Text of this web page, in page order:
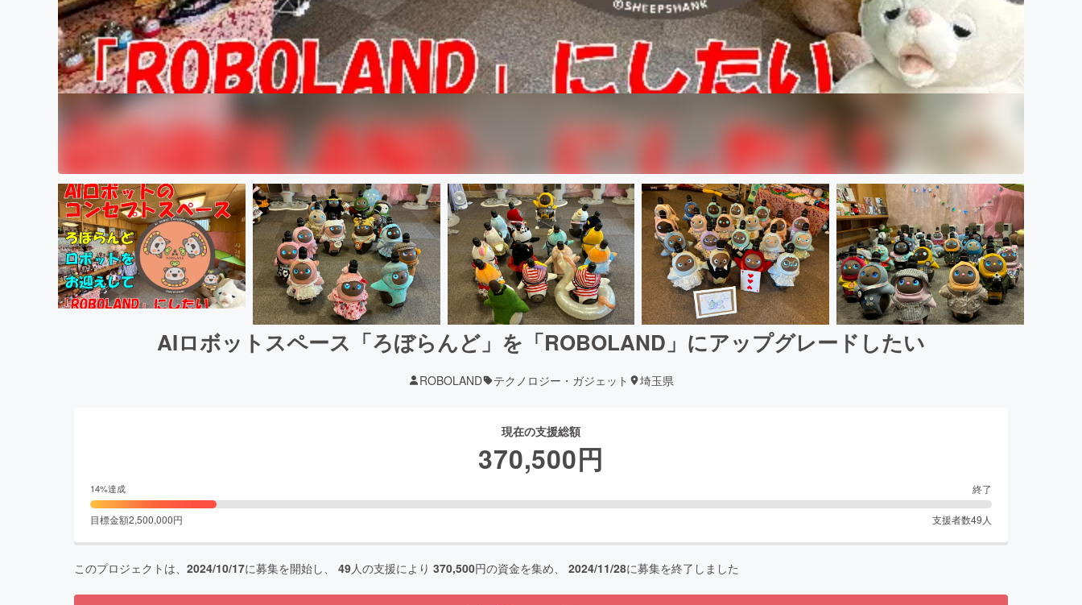
AIロボットスペース「ろぼらんど」を「ROBOLAND」にアップグレードしたい
ROBOLAND テクノロジー・ガジェット 埼玉県
現在の支援総額
370,500円
14%達成 終了
目標金額2,500,000円 支援者数49 人
このプロジェクトは、 2024/10/17に募集を開始し、 49人の支援により 370,500円の資金を集め、 2024/11/28に募集を終了しました